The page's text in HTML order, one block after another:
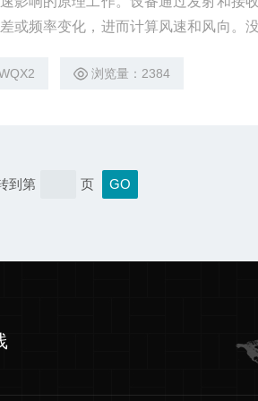
或频率变化，进而计算风速和风向。
浏览量：2384
到第 页